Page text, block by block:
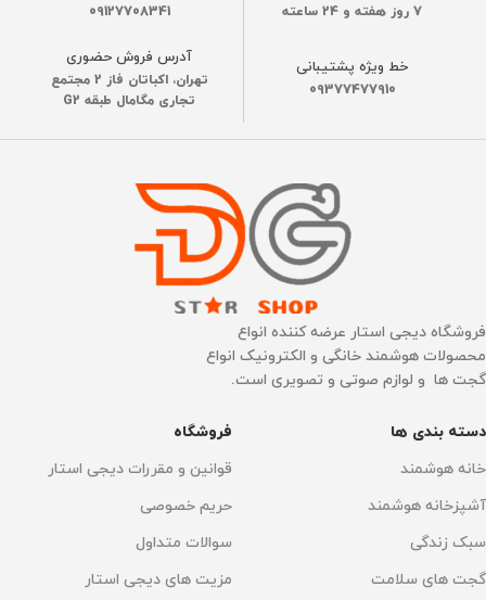
Roborock S8/S8+/S8 Pro
Ultra/Q8 Max/Q8 Max+/Q5
Pro/Q5 Pro+ Series
ابعاد
۱۹.۶ x ۳.۵ x ۳.۵ سانتی‌متر
وزن خالص
S8 MaxV Ultra، S8 Max Ultra،
نوع برس
رنگ قرمز
نوع گارانتی
ضمانت اصالت فیزیک کالا
7 روز هفته و 24 ساعته 09127708341
خط ویژه پشتیبانی
09377477910
آدرس فروش حضوری
تهران، اکباتان فاز 2 مجتمع
تجاری مگامال طبقه G2
فروشگاه دیجی استار عرضه کننده انواع
محصولات هوشمند خانگی و الکترونیک انواع
گجت ها و لوازم صوتی و تصویری است.
دسته بندی ها
خانه هوشمند
آشپزخانه هوشمند
سبک زندگی
گجت های سلامت
فروشگاه
قوانین و مقررات دیجی استار
حریم خصوصی
سوالات متداول
مزیت های دیجی استار